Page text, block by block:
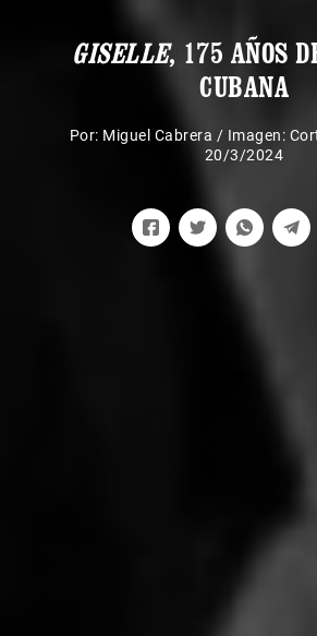
GISELLE, 175 AÑOS
CUBANA
Por: Miguel Cabrera / Imagen:
20/3/2024